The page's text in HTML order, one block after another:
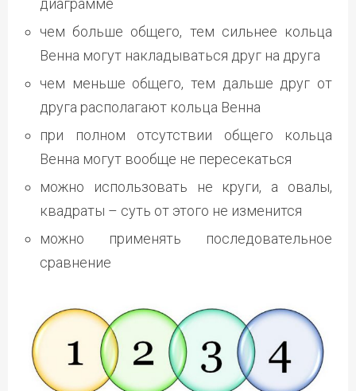
диаграмме
чем больше общего, тем сильнее кольца
Венна могут накладываться друг на друга
чем меньше общего, тем дальше друг от
друга располагают кольца Венна
при полном отсутствии общего кольца
Венна могут вообще не пересекаться
можно использовать не круги, а овалы,
квадраты – суть от этого не изменится
можно применять последовательное
сравнение